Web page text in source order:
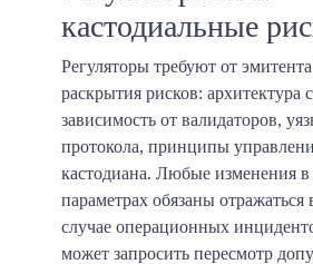
кастодиальные
Регуляторы требуют от
раскрытия рисков: архитектура
зависимость от валидаторов,
протокола, принципы
кастодиана. Любые изменения в
параметрах обязаны отражаться
случае операционных
может запросить пересмотр